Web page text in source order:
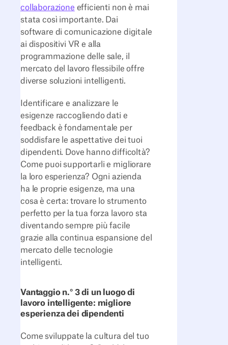
collaborazione efficienti non è mai
stata così importante. Dai
software di comunicazione digitale
ai dispositivi VR e alla
programmazione delle sale, il
mercato del lavoro flessibile offre
diverse soluzioni intelligenti.
Identificare e analizzare le
esigenze raccogliendo dati e
feedback è fondamentale per
soddisfare le aspettative dei tuoi
dipendenti. Dove hanno difficoltà?
Come puoi supportarli e migliorare
la loro esperienza? Ogni azienda
ha le proprie esigenze, ma una
cosa è certa: trovare lo strumento
perfetto per la tua forza lavoro sta
diventando sempre più facile
grazie alla continua espansione del
mercato delle tecnologie
intelligenti.
Vantaggio n.° 3 di un luogo di
lavoro intelligente: migliore
esperienza dei dipendenti
Come sviluppate la cultura del tuo